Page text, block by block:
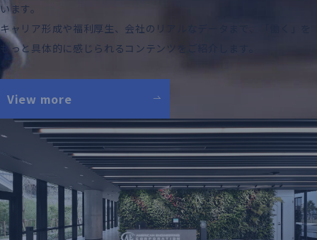
います。
キャリア形成や福利厚生、会社のリアルなデータまで、
もっと具体的に感じられるコンテンツをご紹介します。
View more